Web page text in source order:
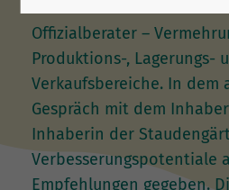
Offizialberater –
Produktions-, Lagerungs-
Verkaufsbereiche. In dem
Gespräch mit dem
Inhaberin der
Verbesserungspotentiale
Empfehlungen gegeben.